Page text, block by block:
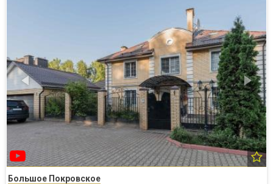
Большое Покровское